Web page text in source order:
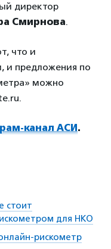
директор
Смирнова.
что и
и предложения по
можно
канал АСИ.
стоит
для НКО
рискометр